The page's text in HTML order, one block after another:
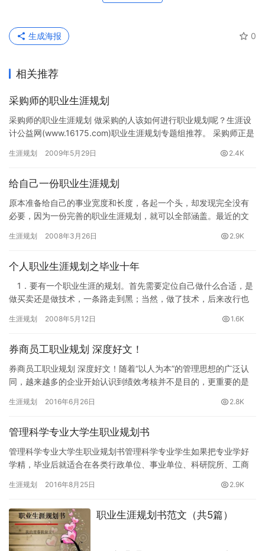
0
生成海报
相关推荐
采购师的职业生涯规划
采购师的职业生涯规划 做采购的人该如何进行职业规划呢？生涯设
计公益网(www.16175.com)职业生涯规划专题组推荐。 采购师正是
生涯规划 2009年5月29日 2.4K
给自己一份职业生涯规划
原本准备给自己的事业宽度和长度，各起一个头，却发现完全没有
必要，因为一份完善的职业生涯规划，就可以全部涵盖。最近的文
真切的…
生涯规划 2008年3月26日 2.9K
个人职业生涯规划之毕业十年
1．要有一个职业生涯的规划。首先需要定位自己做什么合适，是
做买卖还是做技术，一条路走到黑；当然，做了技术，后来改行也
专…
生涯规划 2008年5月12日 1.6K
券商员工职业规划 深度好文！
券商员工职业规划 深度好文！随着“以人为本”的管理思想的广泛认
同，越来越多的企业开始认识到绩效考核并不是目的，更重要的是
是…
生涯规划 2016年6月26日 2.8K
管理科学专业大学生职业规划书
管理科学专业大学生职业规划书管理科学专业学生如果把专业学好
学精，毕业后就适合在各类行政单位、事业单位、科研院所、工商
工作。…
生涯规划 2016年8月25日 2.9K
职业生涯规划书范文（共5篇）